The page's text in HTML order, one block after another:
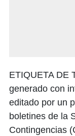
ETIQUETA DE
generado con
editado por un
boletines de la
Contingencias